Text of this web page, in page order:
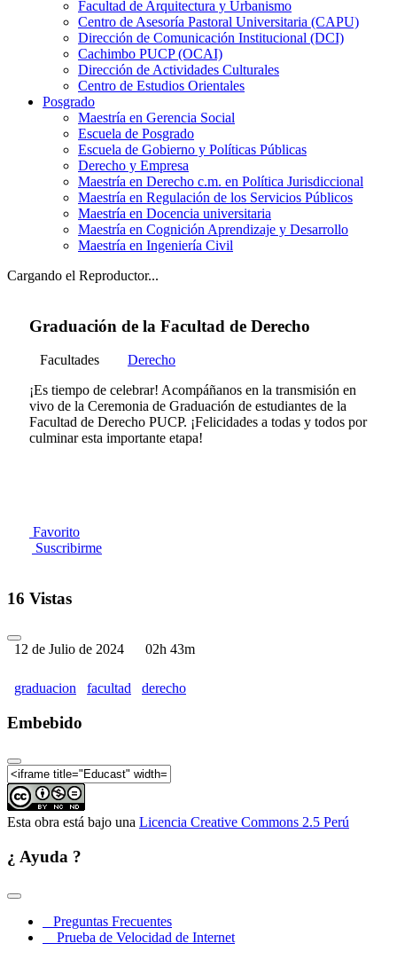
Facultad de Arquitectura y Urbanismo
Centro de Asesoría Pastoral Universitaria (CAPU)
Dirección de Comunicación Institucional (DCI)
Cachimbo PUCP (OCAI)
Dirección de Actividades Culturales
Centro de Estudios Orientales
Posgrado
Maestría en Gerencia Social
Escuela de Posgrado
Escuela de Gobierno y Políticas Públicas
Derecho y Empresa
Maestría en Derecho c.m. en Política Jurisdiccional
Maestría en Regulación de los Servicios Públicos
Maestría en Docencia universitaria
Maestría en Cognición Aprendizaje y Desarrollo
Maestría en Ingeniería Civil
Cargando el Reproductor...
Graduación de la Facultad de Derecho
Facultades
Derecho
¡Es tiempo de celebrar! Acompáñanos en la transmisión en
vivo de la Ceremonia de Graduación de estudiantes de la
Facultad de Derecho PUCP. ¡Felicidades a todas y todos por
culminar esta importante etapa!
Favorito
Suscribirme
16 Vistas
12 de Julio de 2024 02h 43m
graduacion facultad derecho
Embebido
Esta obra está bajo una Licencia Creative Commons 2.5 Perú
¿ Ayuda ?
Preguntas Frecuentes
Prueba de Velocidad de Internet